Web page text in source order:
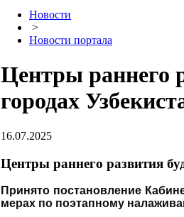
Новости
>
Новости портала
Центры раннего
городах
16.07.2025
Центры раннего развития
Принято постановление
мерах по поэтапному